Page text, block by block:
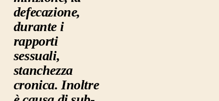
defecazione,
durante i
rapporti
sessuali,
stanchezza
cronica. Inoltre